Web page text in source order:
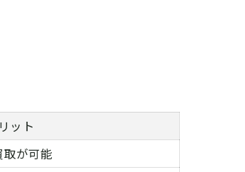
ット
取が可能